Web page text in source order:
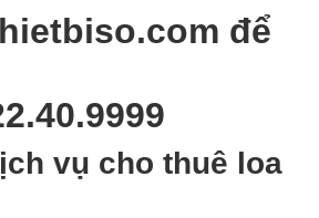
để
vụ cho thuê loa